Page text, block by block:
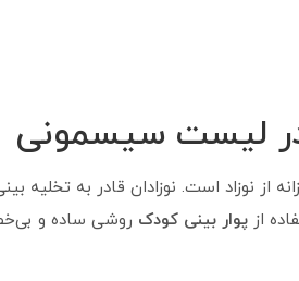
در لیست سیسمونی
از نوزاد است. نوزادان قادر به تخلیه
از پوار بینی کودک روشی ساده و